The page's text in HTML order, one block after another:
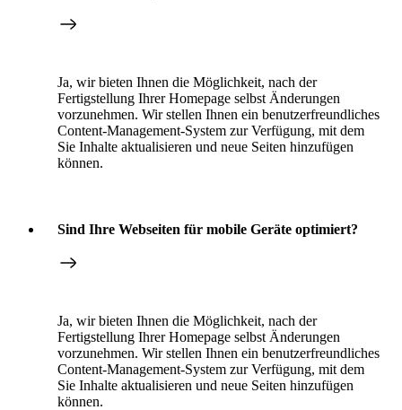
Ja, wir bieten Ihnen die Möglichkeit, nach der
Fertigstellung Ihrer Homepage selbst Änderungen
vorzunehmen. Wir stellen Ihnen ein benutzerfreundliches
Content-Management-System zur Verfügung, mit dem
Sie Inhalte aktualisieren und neue Seiten hinzufügen
können.
Sind Ihre Webseiten für mobile Geräte optimiert?
Ja, wir bieten Ihnen die Möglichkeit, nach der
Fertigstellung Ihrer Homepage selbst Änderungen
vorzunehmen. Wir stellen Ihnen ein benutzerfreundliches
Content-Management-System zur Verfügung, mit dem
Sie Inhalte aktualisieren und neue Seiten hinzufügen
können.